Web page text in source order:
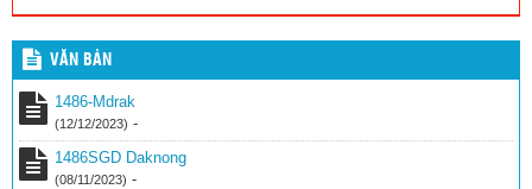
VĂN BẢN
1486-Mdrak
(12/12/2023) -
1486SGD Daknong
(08/11/2023) -